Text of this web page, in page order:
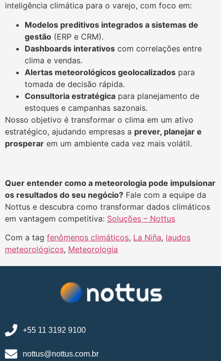
inteligência climática para o varejo, com foco em:
Modelos preditivos integrados a sistemas de
gestão (ERP e CRM).
Dashboards interativos com correlações entre
clima e vendas.
Alertas meteorológicos geolocalizados para
tomada de decisão rápida.
Consultoria estratégica para planejamento de
estoques e campanhas sazonais.
Nosso objetivo é transformar o clima em um ativo
estratégico, ajudando empresas a prever, planejar e
prosperar em um ambiente cada vez mais volátil.
Quer entender como a meteorologia pode impulsionar
os resultados do seu negócio? Fale com a equipe da
Nottus e descubra como transformar dados climáticos
em vantagem competitiva: Soluções – Nottus
Com a tag fenômenos climáticos, La Niña, laudos
meteorológicos, Meteorologia
+55 11 3192 9100
nottus@nottus.com.br